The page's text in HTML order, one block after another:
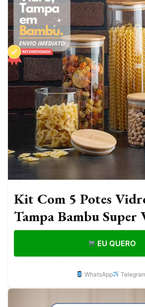
Kit Com 5 Potes
Tampa Bambu Super
hermético Conjunto
mantimento
EU QUERO
WhatsApp